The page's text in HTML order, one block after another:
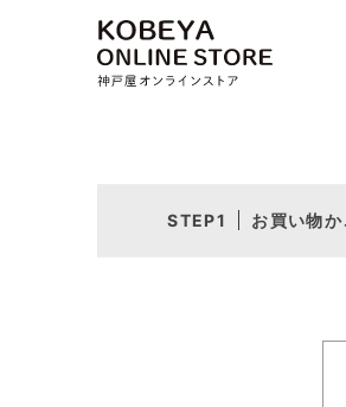
お買い物か